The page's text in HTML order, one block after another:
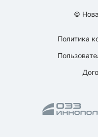
©
Политика